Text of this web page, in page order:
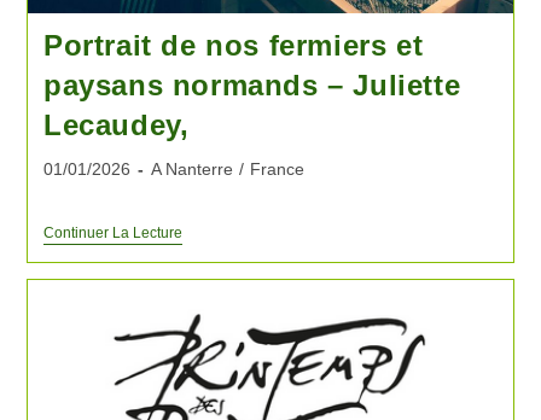
Portrait de nos fermiers et
paysans normands – Juliette
Lecaudey,
01/01/2026 A Nanterre / France
Continuer La Lecture